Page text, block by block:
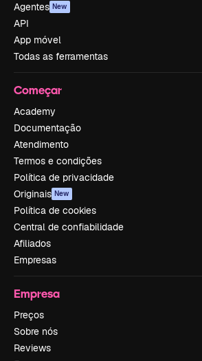
Agentes New
API
App móvel
Todas as ferramentas
Começar
Academy
Documentação
Atendimento
Termos e condições
Política de privacidade
Originais New
Política de cookies
Central de confiabilidade
Afiliados
Empresas
Empresa
Preços
Sobre nós
Reviews